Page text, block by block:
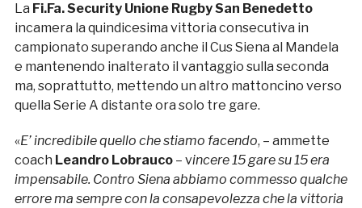
La Fi.Fa. Security Unione Rugby San Benedetto
incamera la quindicesima vittoria consecutiva in
campionato superando anche il Cus Siena al Mandela
e mantenendo inalterato il vantaggio sulla seconda
ma, soprattutto, mettendo un altro mattoncino verso
quella Serie A distante ora solo tre gare.
«E’ incredibile quello che stiamo facendo, – ammette
coach Leandro Lobrauco– vincere 15 gare su 15 era
impensabile. Contro Siena abbiamo commesso qualche
errore ma sempre con la consapevolezza che la vittoria